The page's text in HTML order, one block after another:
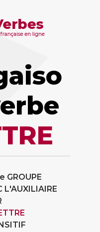
GROUPE
L'AUXILIAIRE